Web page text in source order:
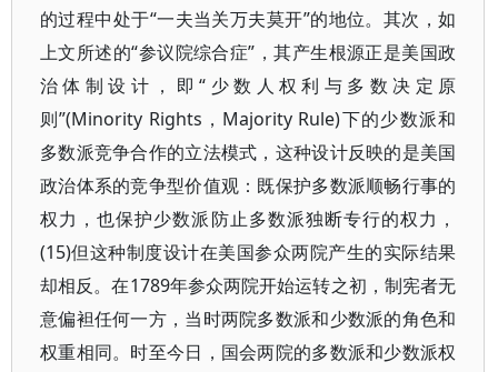
的过程中处于“一夫当关万夫莫开”的地位。其次，如
上文所述的“参议院综合症”，其产生根源正是美国政
治体制设计，即“少数人权利与多数决定原
则”(Minority Rights，Majority Rule)下的少数派和
多数派竞争合作的立法模式，这种设计反映的是美国
政治体系的竞争型价值观：既保护多数派顺畅行事的
权力，也保护少数派防止多数派独断专行的权力，
(15)但这种制度设计在美国参众两院产生的实际结果
却相反。在1789年参众两院开始运转之初，制宪者无
意偏袒任何一方，当时两院多数派和少数派的角色和
权重相同。时至今日，国会两院的多数派和少数派权